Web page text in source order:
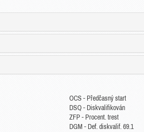
OCS - Předčasný start
DSQ - Diskvalifikován
ZFP - Procent. trest
DGM - Def. diskvalif. 69.1